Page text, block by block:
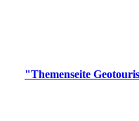
"Themenseite